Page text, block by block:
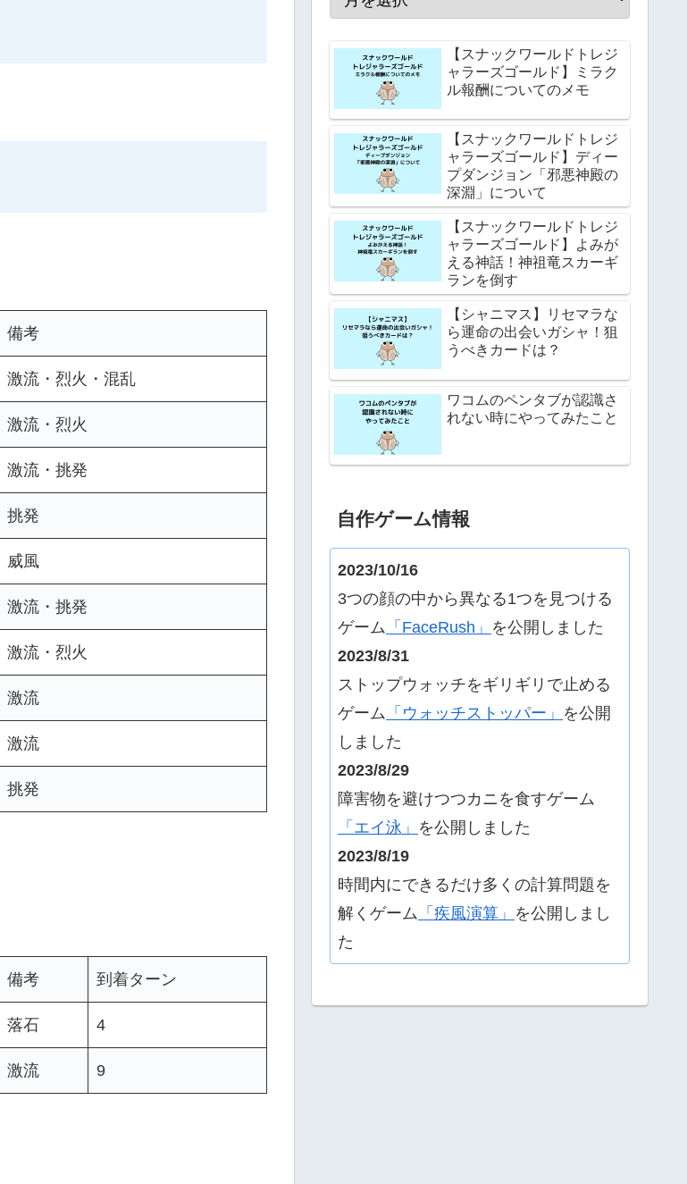
備考
激流・烈火・混乱
激流・烈火
激流・挑発
挑発
威風
激流・挑発
激流・烈火
激流
激流
挑発
備考 到着ターン
落石 4
激流 9
【スナックワールドトレジ
ャラーズゴールド】ミラク
ル報酬についてのメモ
【スナックワールドトレジ
ャラーズゴールド】ディー
プダンジョン「邪悪神殿の
深淵」について
【スナックワールドトレジ
ャラーズゴールド】よみが
える神話！神祖竜スカーギ
ランを倒す
【シャニマス】リセマラな
ら運命の出会いガシャ！狙
うべきカードは？
ワコムのペンタブが認識さ
れない時にやってみたこと
自作ゲーム情報
2023/10/16
3つの顔の中から異なる1つを見つける
ゲーム 「FaceRush」 を公開しました
2023/8/31
ストップウォッチをギリギリで止める
ゲーム 「ウォッチストッパー」 を公開
しました
2023/8/29
障害物を避けつつカニを食すゲーム
「エイ泳」 を公開しました
2023/8/19
時間内にできるだけ多くの計算問題を
解くゲーム 「疾風演算」 を公開しまし
た